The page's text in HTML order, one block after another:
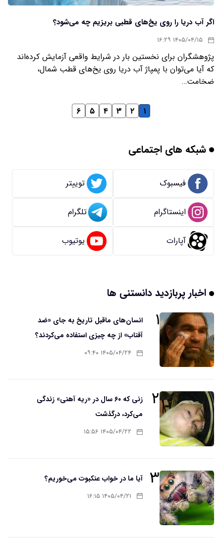
اگر آب دریا را روی یخ‌های قطبی بریزیم چه می‌شود؟
۱۴۰۵/۰۴/۱۵ ۱۶:۲۹
پژوهشگران برای نخستین بار در شرایط واقعی آزمایش کرده‌اند
که آیا می‌توان با پمپاژ آب دریا روی یخ‌های قطب شمال،
ضخامت…
۱ ۲ ۳ ۴ ۵ ۶
شبکه های اجتماعی
فیسبوک توییتر
اینستاگرام تلگرام
آپارات یوتیوب
اخبار پربازدید دانستنی ها
۱
انسان‌های ماقبل تاریخ به جای «ضد
آفتاب» از چه چیزی استفاده می‌کردند؟
۱۴۰۵/۰۴/۲۴ ۰۹:۴۰
۲
زنی که ۶۰ سال در «ریه آهنی» زندگی
می‌کرد، درگذشت
۱۴۰۵/۰۴/۲۲ ۱۵:۵۶
۳ آیا ما در خواب عنکبوت می‌خوریم؟
۱۴۰۵/۰۴/۲۱ ۱۶:۱۵